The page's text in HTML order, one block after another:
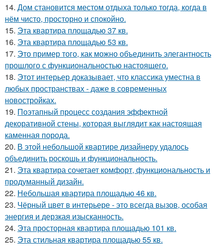
14. Дом становится местом отдыха только тогда, когда в
нём чисто, просторно и спокойно.
15. Эта квартира площадью 37 кв.
16. Эта квартира площадью 53 кв.
17. Это пример того, как можно объединить элегантность
прошлого с функциональностью настоящего.
18. Этот интерьер доказывает, что классика уместна в
любых пространствах - даже в современных
новостройках.
19. Поэтапный процесс создания эффектной
декоративной стены, которая выглядит как настоящая
каменная порода.
20. В этой небольшой квартире дизайнеру удалось
объединить роскошь и функциональность.
21. Эта квартира сочетает комфорт, функциональность и
продуманный дизайн.
22. Небольшая квартира площадью 46 кв.
23. Чёрный цвет в интерьере - это всегда вызов, особая
энергия и дерзкая изысканность.
24. Эта просторная квартира площадью 101 кв.
25. Эта стильная квартира площадью 55 кв.